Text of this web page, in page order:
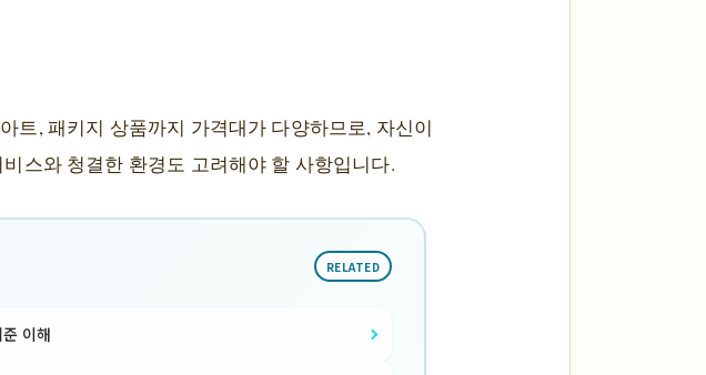
트, 패키지 상품까지 가격대가 다양하므로, 자신이
스와 청결한 환경도 고려해야 할 사항입니다.
RELATED
이해